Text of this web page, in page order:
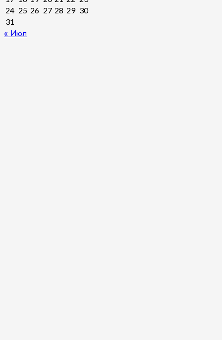
24 25 26 27 28 29 30
31
« Июл